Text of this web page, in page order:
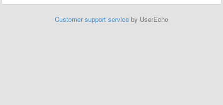
Customer support service by UserEcho